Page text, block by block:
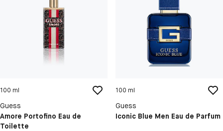
100 ml
Guess
Amore Portofino Eau de
Toilette
100 ml
Guess
Iconic Blue Men Eau de Parfum